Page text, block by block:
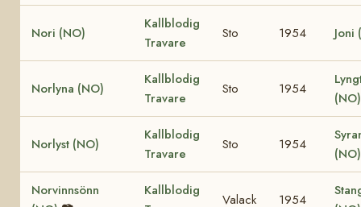
Nori (NO)
Kallblodig
Travare
Sto 1954 Joni
Norlyna (NO)
Kallblodig
Travare
Sto 1954
(NO)
Norlyst (NO)
Kallblodig
Travare
Sto 1954
Norvinnsönn
Kallblodig
Valack 1954